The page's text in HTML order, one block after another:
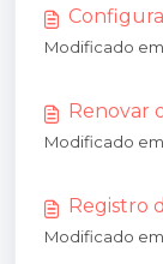
Modificado em
Renovar
Modificado em
Registro
Modificado em